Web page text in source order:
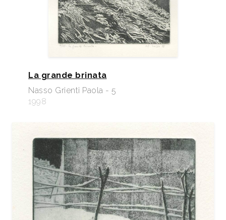
La grande brinata
Nasso Grienti Paola - 5
1998